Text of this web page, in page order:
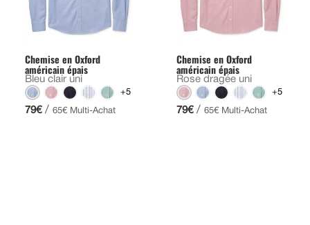
Chemise en Oxford
américain épais
Bleu clair uni
+5
79€ / 65€ Multi-Achat
Chemise en Oxford
américain épais
Rose dragée uni
+5
79€ / 65€ Multi-Achat